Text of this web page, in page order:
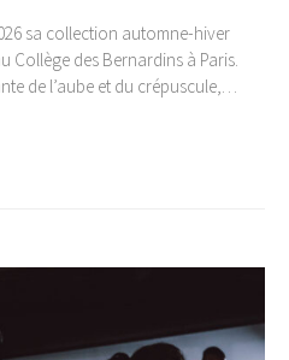
sa collection automne-hiver
Collège des Bernardins à Paris.
de l’aube et du crépuscule,…